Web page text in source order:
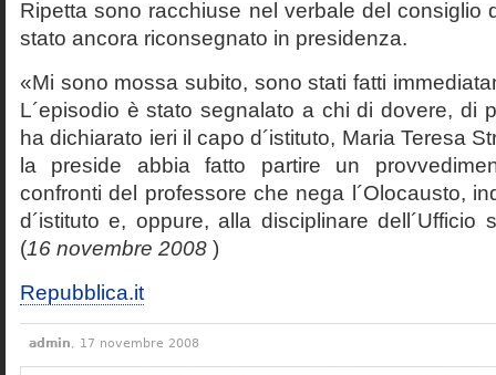
Ripetta sono racchiuse nel verbale del consiglio
stato ancora riconsegnato in presidenza.
«Mi sono mossa subito, sono stati fatti
L´episodio è stato segnalato a chi di dovere, di
ha dichiarato ieri il capo d´istituto, Maria Teresa
la preside abbia fatto partire un
confronti del professore che nega l´Olocausto,
d´istituto e, oppure, alla disciplinare dell´Ufficio
(16 novembre 2008 )
Repubblica.it
admin, 17 novembre 2008